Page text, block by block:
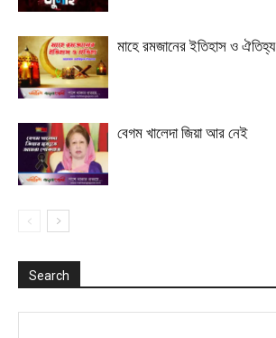
মাহে রমজানের ইতিহাস ও ঐতিহ্য
বেগম খালেদা জিয়া আর নেই
Search